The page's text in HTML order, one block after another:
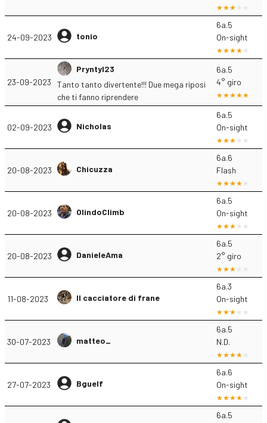
24-09-2023 tonio
6a.5
On-sight
23-09-2023
Pryntyl23
Tanto tanto divertente!!! Due mega riposi
che ti fanno riprendere
6a.5
4° giro
02-09-2023 Nicholas
6a.5
On-sight
20-08-2023 Chicuzza
6a.6
Flash
20-08-2023 OlindoClimb
6a.5
On-sight
20-08-2023 DanieleAma
6a.5
2° giro
11-08-2023 Il cacciatore di frane
6a.3
On-sight
30-07-2023 matteo_
6a.5
N.D.
27-07-2023 Bguelf
6a.6
On-sight
6a.5